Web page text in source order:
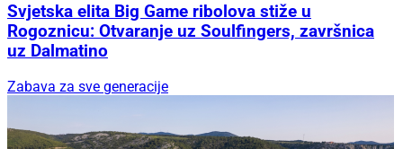
Svjetska elita Big Game ribolova stiže u
Rogoznicu: Otvaranje uz Soulfingers, završnica
uz Dalmatino
Zabava za sve generacije